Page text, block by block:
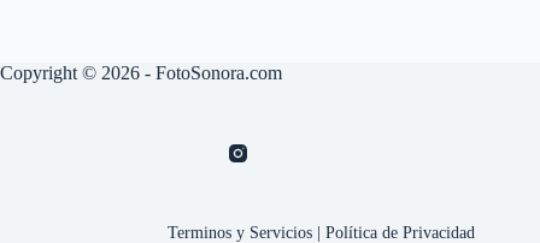
Copyright © 2026 - FotoSonora.com
Terminos y Servicios |Política de Privacidad